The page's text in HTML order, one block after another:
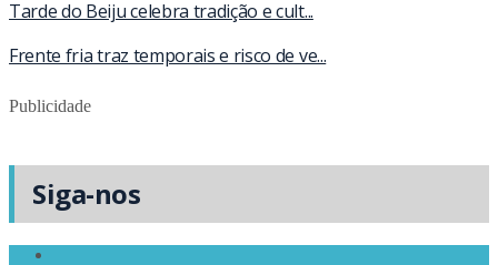
Tarde do Beiju celebra tradição e cult...
Frente fria traz temporais e risco de ve...
Publicidade
Siga-nos